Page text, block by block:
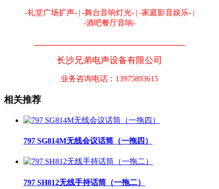
-礼堂广场扩声- | -舞台音响灯光- | -家庭影音娱乐- |
-酒吧餐厅音响-
长沙兄弟电声设备有限公司
业务咨询电话：13975893615
相关推荐
797 SG814M无线会议话筒（一拖四）
797 SH812无线手持话筒（一拖二）